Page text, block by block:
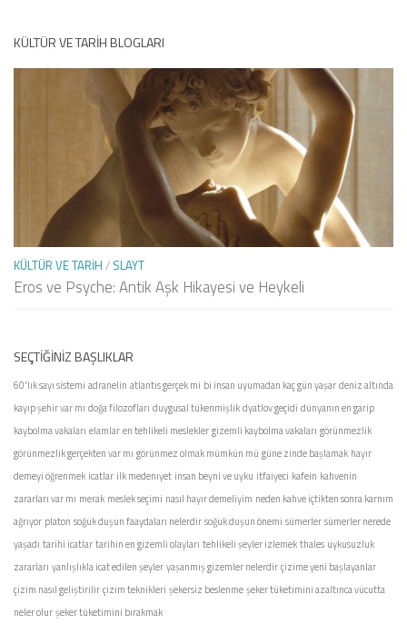
KÜLTÜR VE TARIH BLOGLARI
KÜLTÜR VE TARIH / SLAYT
Eros ve Psyche: Antik Aşk Hikayesi ve Heykeli
SEÇTIĞINIZ BAŞLIKLAR
60'lık sayı sistemi adranelin atlantis gerçek mi bi insan uyumadan kaç gün yaşardeniz altında
kayıp şehir var mı doğa filozofları duygusal tükenmişlikdyatlov geçidi dünyanın en garip
kaybolma vakaları elamlaren tehlikeli mesleklergizemli kaybolma vakaları görünmezlik
görünmezlik gerçekten var mı görünmez olmak mümkün mü güne zinde başlamak hayır
demeyi öğrenmek icatlar ilk medenıyet insan beyni ve uyku itfaiyeci kafein kahvenin
zararları var mı merak meslek seçimi nasıl hayır demeliyim neden kahve içtikten sonra karnım
ağrıyor platon soğuk duşun faaydaları nelerdirsoğuk duşun önemi sümerlersümerler nerede
yaşadı tarihi icatlartarihin en gizemli olayları tehlikeli şeyler izlemekthales uykusuzluk
zararları yanlışlıkla icat edilen şeyleryaşanmış gizemler nelerdirçizime yeni başlayanlar
çizim nasıl geliştirilirçizim teknikleri şekersiz beslenmeşeker tüketimini azaltınca vücutta
neler olurşeker tüketimini bırakmak